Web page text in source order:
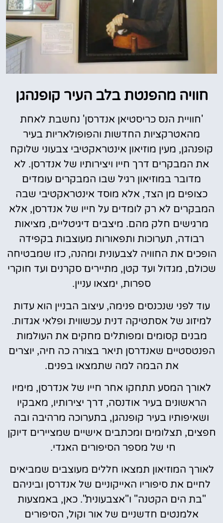
חוויה מהפנטת בלב העיר קופנהגן
'חוויית הנס כריסטיאן אנדרסן' נחשבת לאחת
מהאטרקציות החדשות והפופולאריות בעיר
קופנהגן, מעין מוזיאון אינטראקטיבי צבעוני שלוקח
את המבקרים דרך חייו ויצירותיו של אנדרסן. לא
מדובר במוזיאון רגיל שבו המבקרים עומדים
כצופים מן הצד, אלא מוסד אינטראקטיבי שבה
המבקרים לא רק לומדים על חייו של אנדרסן, אלא
מרגישים חלק מהם. מיצבים דיגיטליים, מציאות
רבודה, תערוכות ותפאורות מעוצבות בקפידה
הופכים את החוויה לצבעונית ומהנה, כזו שמבטיחה
שכולם, מגדול ועד קטן, מתיירים סקרנים ועד חוקרי
ספרות, ימצאו עניין.
עוד לפני שנכנסים פנימה, עיצוב הבניין הוא עדות
למיזוג של אסתטיקה דנית עכשווית ופלאי אגדות.
מבנים קסומים ומפותלים מחקים את העולמות
הפנטסטיים שאנדרסן תיאר בצורה כה חיה, יוצרים
את הבמה למה שתמצאו בפנים.
לאורך המסע תתחקו אחר חייו של אנדרסן, מימיו
הראשונים בעיר אודנסה, דרך יצירותיו, מאבקיו
ושאיפותיו בעיר קופנהגן, בתערוכה מרהיבה ובה
חפצים, תצלומים ומכתבים אישיים שמציירים דיוקן
חי של מספר הסיפורים האגדי.
לאורך המוזיאון תמצאו חללים מעוצבים שמביאים
לחיים את סיפוריו האייקוניים של אנדרסן וביניהם
"בת הים הקטנה" ו"אצבעונית". כאן, באמצעות
אלמנטים חדשניים של אור וקול, הסיפורים